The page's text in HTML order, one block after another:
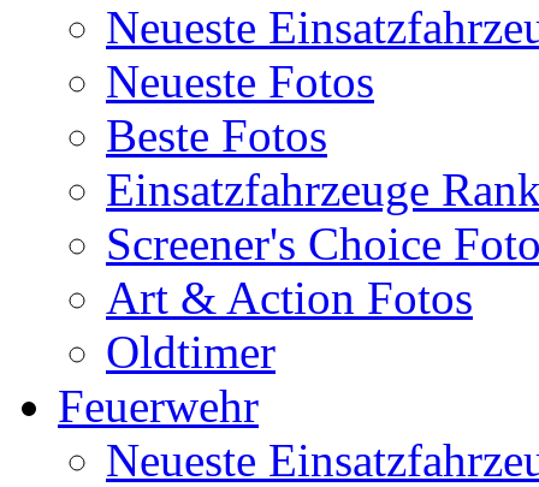
Neueste
Neueste Fotos
Beste Fotos
Einsatzfahrzeuge
Screener's Choice
Art & Action Fotos
Oldtimer
Feuerwehr
Neueste